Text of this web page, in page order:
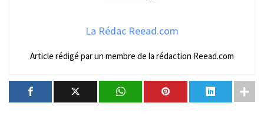
La Rédac Reead.com
Article rédigé par un membre de la rédaction Reead.com